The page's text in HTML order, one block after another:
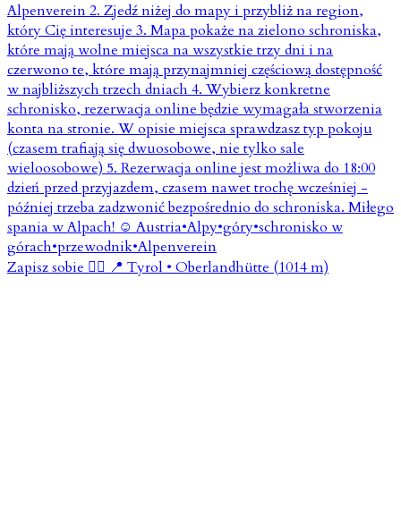
Zapisz sobie 👇🏼 📍 Tyrol • Oberlandhütte (1014 m)